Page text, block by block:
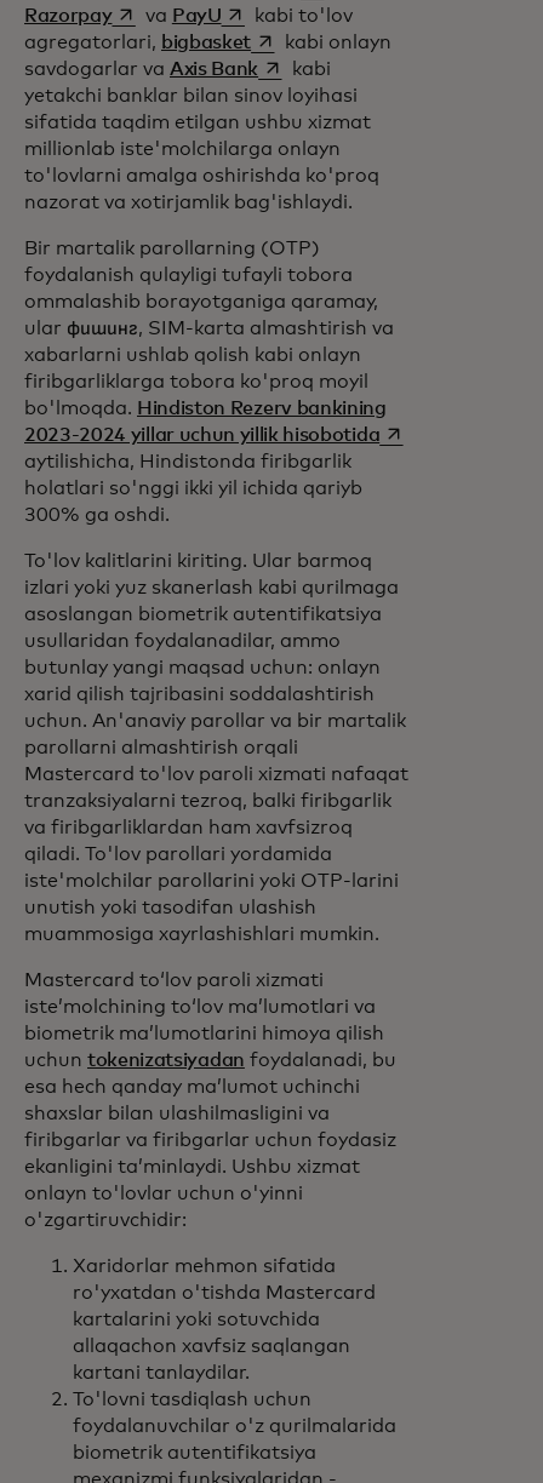
Razorpayopens in a new tab
va PayUopens in a new tab
kabi to'lov
agregatorlari, bigbasketopens in a new tab
kabi onlayn
savdogarlar va Axis Bank opens in a new tab
kabi
yetakchi banklar bilan sinov loyihasi
sifatida taqdim etilgan ushbu xizmat
millionlab iste'molchilarga onlayn
to'lovlarni amalga oshirishda ko'proq
nazorat va xotirjamlik bag'ishlaydi.
Bir martalik parollarning (OTP)
foydalanish qulayligi tufayli tobora
ommalashib borayotganiga qaramay,
ular фишинг, SIM-karta almashtirish va
xabarlarni ushlab qolish kabi onlayn
firibgarliklarga tobora ko'proq moyil
bo'lmoqda. Hindiston Rezerv bankining
2023-2024 yillar uchun yillik hisobotidaopens in a new
aytilishicha, Hindistonda firibgarlik
holatlari so'nggi ikki yil ichida qariyb
300% ga oshdi.
To'lov kalitlarini kiriting. Ular barmoq
izlari yoki yuz skanerlash kabi qurilmaga
asoslangan biometrik autentifikatsiya
usullaridan foydalanadilar, ammo
butunlay yangi maqsad uchun: onlayn
xarid qilish tajribasini soddalashtirish
uchun. An'anaviy parollar va bir martalik
parollarni almashtirish orqali
Mastercard to'lov paroli xizmati nafaqat
tranzaksiyalarni tezroq, balki firibgarlik
va firibgarliklardan ham xavfsizroq
qiladi. To'lov parollari yordamida
iste'molchilar parollarini yoki OTP-larini
unutish yoki tasodifan ulashish
muammosiga xayrlashishlari mumkin.
Mastercard toʻlov paroli xizmati
isteʼmolchining toʻlov maʼlumotlari va
biometrik maʼlumotlarini himoya qilish
uchun tokenizatsiyadan foydalanadi, bu
esa hech qanday maʼlumot uchinchi
shaxslar bilan ulashilmasligini va
firibgarlar va firibgarlar uchun foydasiz
ekanligini taʼminlaydi. Ushbu xizmat
onlayn to'lovlar uchun o'yinni
o'zgartiruvchidir:
Xaridorlar mehmon sifatida
ro'yxatdan o'tishda Mastercard
kartalarini yoki sotuvchida
allaqachon xavfsiz saqlangan
kartani tanlaydilar.
To'lovni tasdiqlash uchun
foydalanuvchilar o'z qurilmalarida
biometrik autentifikatsiya